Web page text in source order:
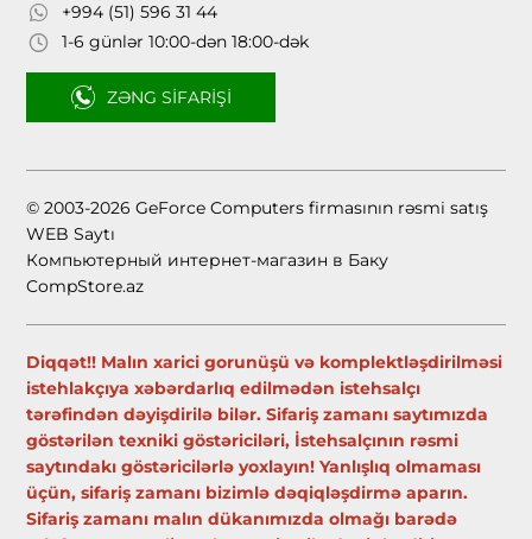
+994 (51) 596 31 44
1-6 günlər 10:00-dən 18:00-dək
ZƏNG SIFARIŞI
© 2003-2026 GeForce Computers firmasının rəsmi satış
WEB Saytı
Компьютерный интернет-магазин в Баку
CompStore.az
Diqqət!! Malın xarici gorunüşü və komplektləşdirilməsi
istehlakçıya xəbərdarlıq edilmədən istehsalçı
tərəfindən dəyişdirilə bilər. Sifariş zamanı saytımızda
göstərilən texniki göstəriciləri, İstehsalçının rəsmi
saytındakı göstəricilərlə yoxlayın! Yanlışlıq olmaması
üçün, sifariş zamanı bizimlə dəqiqləşdirmə aparın.
Sifariş zamanı malın dükanımızda olmağı barədə